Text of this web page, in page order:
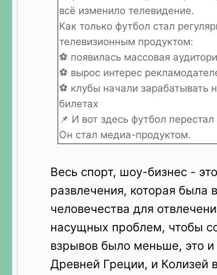
всё изменило телевидение.
Как только футбол стал
телевизионным продуктом:
⚽ появилась массовая
⚽ вырос интерес
⚽ клубы начали зарабатывать
билетах
📌 И вот здесь футбол
Он стал медиа-продуктом.
Весь спорт, шоу-бизнес -
развлечения, которая была
человечества для
насущных проблем, чтобы
взрывов было меньше, это
Древней Греции, и Колизей